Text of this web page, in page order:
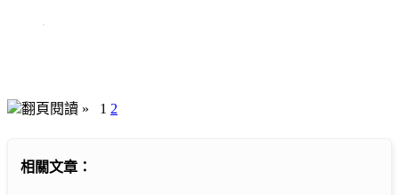
翻頁閱讀 » 1 2
相關文章：